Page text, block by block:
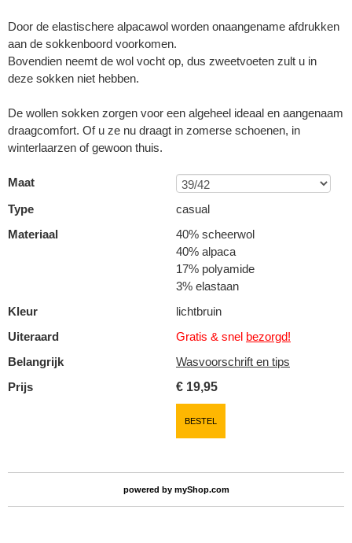
Door de elastischere alpacawol worden onaangename afdrukken
aan de sokkenboord voorkomen.
Bovendien neemt de wol vocht op, dus zweetvoeten zult u in
deze sokken niet hebben.
De wollen sokken zorgen voor een algeheel ideaal en aangenaam
draagcomfort. Of u ze nu draagt in zomerse schoenen, in
winterlaarzen of gewoon thuis.
Maat
Type
casual
Materiaal
40% scheerwol
40% alpaca
17% polyamide
3% elastaan
Kleur
lichtbruin
Uiteraard
Gratis & snel bezorgd!
Belangrijk
Wasvoorschrift en tips
Prijs
€ 19,95
BESTEL
powered by myShop.com